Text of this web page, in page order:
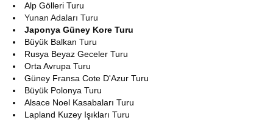
Alp Gölleri Turu
Yunan Adaları Turu
Japonya Güney Kore Turu
Büyük Balkan Turu
Rusya Beyaz Geceler Turu
Orta Avrupa Turu
Güney Fransa Cote D'Azur Turu
Büyük Polonya Turu
Alsace Noel Kasabaları Turu
Lapland Kuzey Işıkları Turu